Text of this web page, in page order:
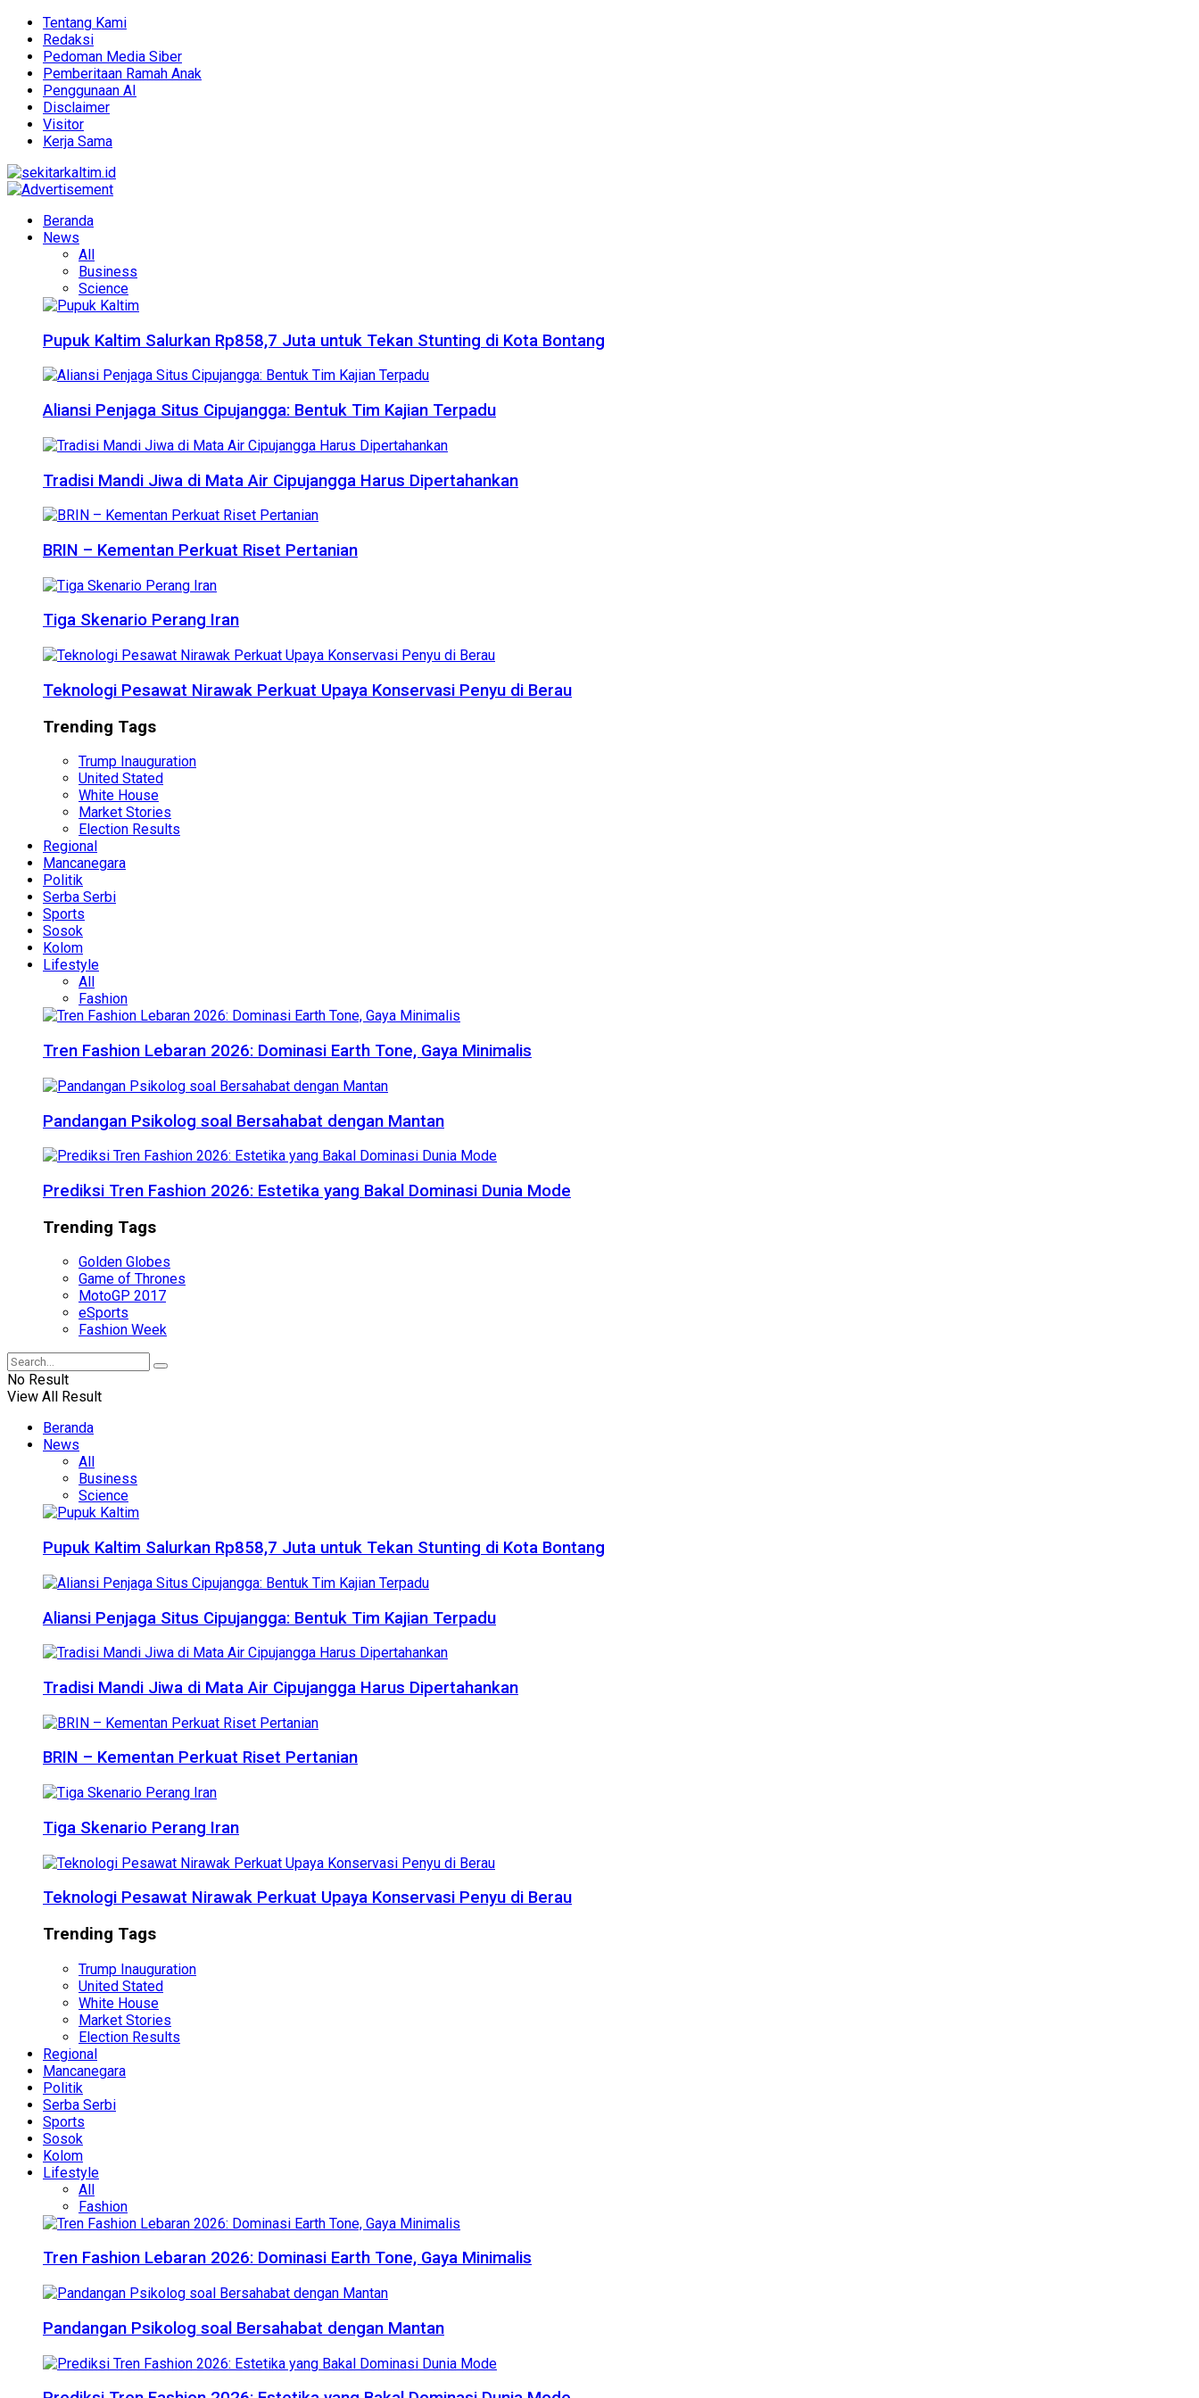
Tentang Kami
Redaksi
Pedoman Media Siber
Pemberitaan Ramah Anak
Penggunaan AI
Disclaimer
Visitor
Kerja Sama
Beranda
News
All
Business
Science
Pupuk Kaltim Salurkan Rp858,7 Juta untuk Tekan Stunting di Kota Bontang
Aliansi Penjaga Situs Cipujangga: Bentuk Tim Kajian Terpadu
Tradisi Mandi Jiwa di Mata Air Cipujangga Harus Dipertahankan
BRIN – Kementan Perkuat Riset Pertanian
Tiga Skenario Perang Iran
Teknologi Pesawat Nirawak Perkuat Upaya Konservasi Penyu di Berau
Trending Tags
Trump Inauguration
United Stated
White House
Market Stories
Election Results
Regional
Mancanegara
Politik
Serba Serbi
Sports
Sosok
Kolom
Lifestyle
All
Fashion
Tren Fashion Lebaran 2026: Dominasi Earth Tone, Gaya Minimalis
Pandangan Psikolog soal Bersahabat dengan Mantan
Prediksi Tren Fashion 2026: Estetika yang Bakal Dominasi Dunia Mode
Trending Tags
Golden Globes
Game of Thrones
MotoGP 2017
eSports
Fashion Week
No Result
View All Result
Beranda
News
All
Business
Science
Pupuk Kaltim Salurkan Rp858,7 Juta untuk Tekan Stunting di Kota Bontang
Aliansi Penjaga Situs Cipujangga: Bentuk Tim Kajian Terpadu
Tradisi Mandi Jiwa di Mata Air Cipujangga Harus Dipertahankan
BRIN – Kementan Perkuat Riset Pertanian
Tiga Skenario Perang Iran
Teknologi Pesawat Nirawak Perkuat Upaya Konservasi Penyu di Berau
Trending Tags
Trump Inauguration
United Stated
White House
Market Stories
Election Results
Regional
Mancanegara
Politik
Serba Serbi
Sports
Sosok
Kolom
Lifestyle
All
Fashion
Tren Fashion Lebaran 2026: Dominasi Earth Tone, Gaya Minimalis
Pandangan Psikolog soal Bersahabat dengan Mantan